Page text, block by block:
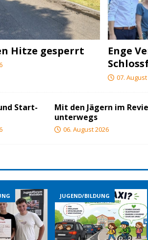
Hitze gesperrt
Enge
07.
Start-
Mit den Jägern im
unterwegs
06. August 2026
JUGEND/BILDUNG